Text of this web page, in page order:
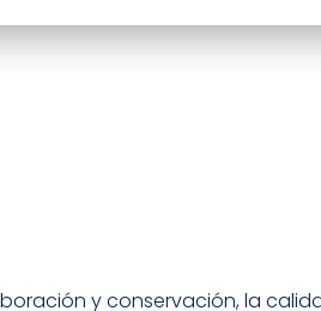
y conservación, la